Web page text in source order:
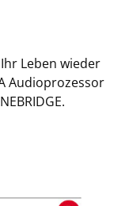
Leben wieder
Audioprozessor